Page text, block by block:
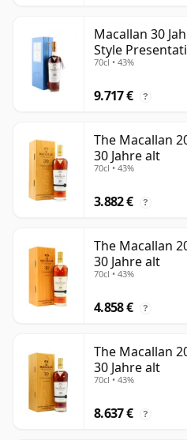
Macallan 30
Style
70cl • 43%
9.717 € ?
The Macallan
30 Jahre alt
70cl • 43%
3.882 € ?
The Macallan
30 Jahre alt
70cl • 43%
4.858 € ?
The Macallan
30 Jahre alt
70cl • 43%
8.637 € ?